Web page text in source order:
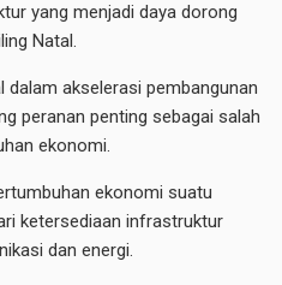
yang menjadi daya dorong
Natal.
akselerasi pembangunan
peranan penting sebagai salah
ekonomi.
ekonomi suatu
ketersediaan infrastruktur
dan energi.